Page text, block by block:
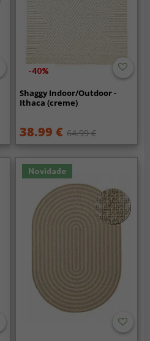
-40%
Shaggy Indoor/Outdoor -
Ithaca (creme)
38.99 € 64.99 €
Novidade